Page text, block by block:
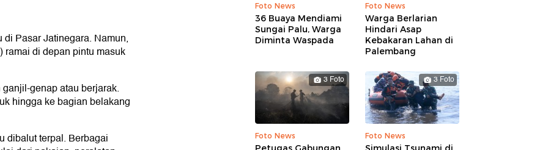
Pasar Jatinegara. Namun,
di depan pintu masuk
genap atau berjarak.
hingga ke bagian belakang
dibalut terpal. Berbagai
Foto News
36 Buaya Mendiami
Sungai Palu, Warga
Diminta Waspada
Foto News
Warga Berlarian
Hindari Asap
Kebakaran Lahan di
Palembang
3 Foto
Foto News
3 Foto
Foto News